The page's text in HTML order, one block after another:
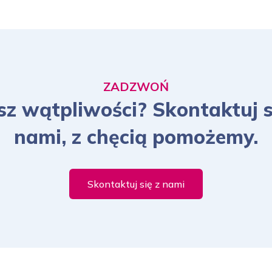
ZADZWOŃ
wątpliwości? Skontaktuj
nami, z chęcią pomożemy.
Skontaktuj się z nami